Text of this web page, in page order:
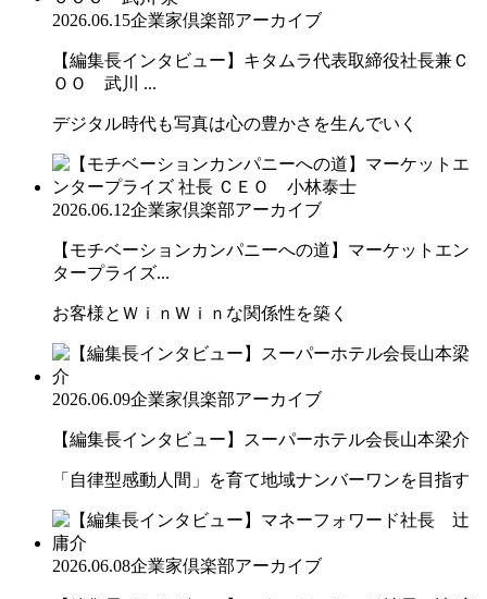
2026.06.15企業家倶楽部アーカイブ
【編集長インタビュー】キタムラ代表取締役社長兼Ｃ
ＯＯ 武川 ...
デジタル時代も写真は心の豊かさを生んでいく
2026.06.12企業家倶楽部アーカイブ
【モチベーションカンパニーへの道】マーケットエン
タープライズ...
お客様とＷｉｎＷｉｎな関係性を築く
2026.06.09企業家倶楽部アーカイブ
【編集長インタビュー】スーパーホテル会長山本梁介
「自律型感動人間」を育て地域ナンバーワンを目指す
2026.06.08企業家倶楽部アーカイブ